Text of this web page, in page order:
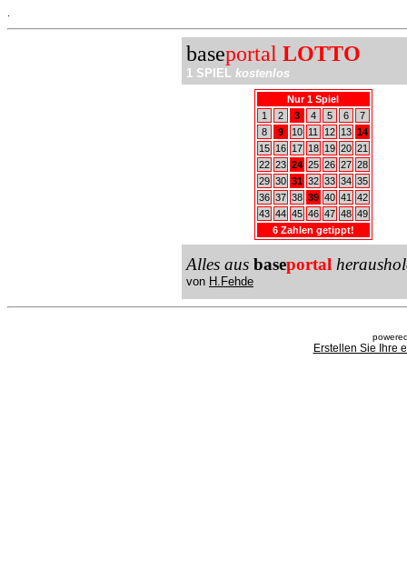
baseportal LOTTO
1 SPIEL kostenlos
Nur 1 Spiel
1
2 3 4 5 6
7
8
9 10 11 12 13 14
15
16 17 18 19 20 21
22 23 24 25 26 27 28
29 30 31 32 33 34 35
36 37 38 39 40 41
42
43 44 45 46 47 48 49
6 Zahlen getippt!
Alles aus baseportal
von H.Fehde
Erstellen Sie Ihre